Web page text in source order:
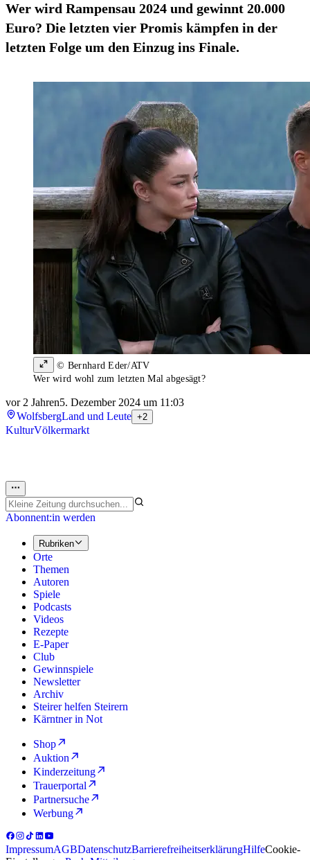
Wer wird Rampensau 2024 und gewinnt 20.000
Euro? Die letzten vier Promis kämpfen in der
letzten Folge um den Einzug ins Finale.
© Bernhard Eder/ATV
Wer wird wohl zum letzten Mal abgesägt?
vor 2 Jahren5. Dezember 2024 um 11:03
WolfsbergLand und Leute +2
KulturVölkermarkt
Abonnent:in werden
Rubriken
Orte
Themen
Autoren
Spiele
Podcasts
Videos
Rezepte
E-Paper
Club
Gewinnspiele
Newsletter
Archiv
Steirer helfen Steirern
Kärntner in Not
Shop
Auktion
Kinderzeitung
Trauerportal
Partnersuche
Werbung
ImpressumAGBDatenschutzBarrierefreiheitserklärungHilfeCookie-